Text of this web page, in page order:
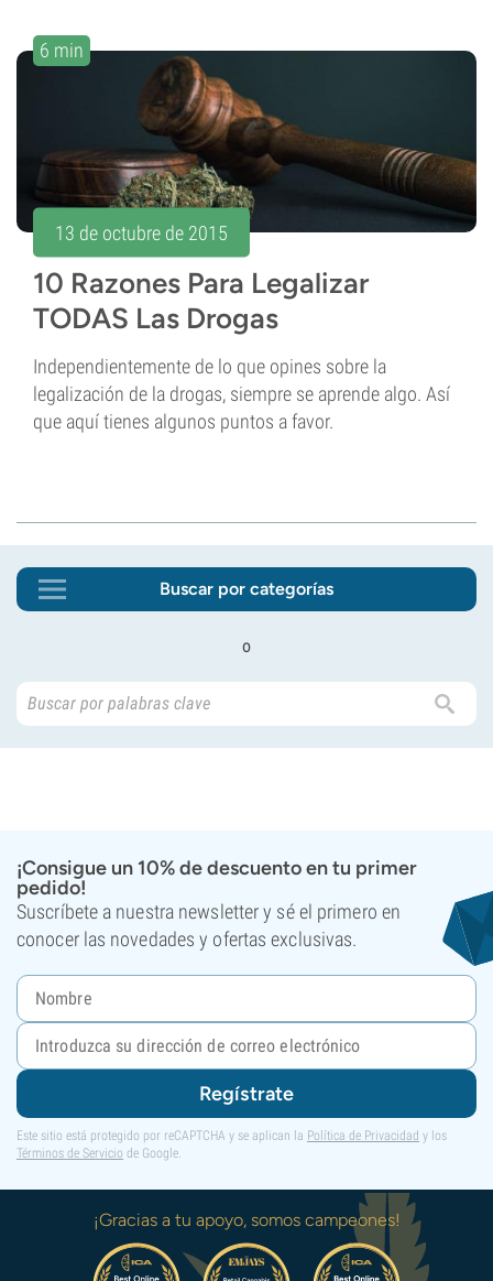
6 min
13 de octubre de 2015
10 Razones Para Legalizar
TODAS Las Drogas
Independientemente de lo que opines sobre la
legalización de la drogas, siempre se aprende algo. Así
que aquí tienes algunos puntos a favor.
Buscar por categorías
o
¡Consigue un 10% de descuento en tu primer
pedido!
Suscríbete a nuestra newsletter y sé el primero en
conocer las novedades y ofertas exclusivas.
Regístrate
Este sitio está protegido por reCAPTCHA y se aplican la Política de Privacidad y los
Términos de Servicio de Google.
¡Gracias a tu apoyo, somos campeones!